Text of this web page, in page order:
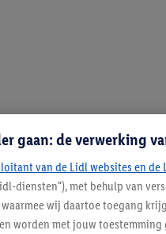
gaan: de verwerking
van de Lidl websites en de
diensten"), met behulp van
wij daartoe toegang
worden met jouw